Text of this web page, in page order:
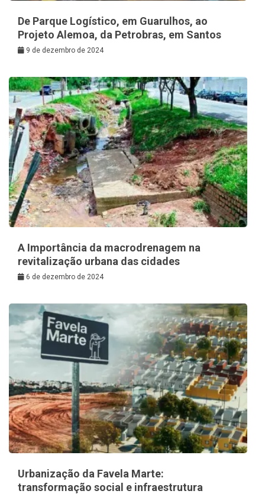
De Parque Logístico, em Guarulhos, ao
Projeto Alemoa, da Petrobras, em Santos
9 de dezembro de 2024
A Importância da macrodrenagem na
revitalização urbana das cidades
6 de dezembro de 2024
Urbanização da Favela Marte:
transformação social e infraestrutura